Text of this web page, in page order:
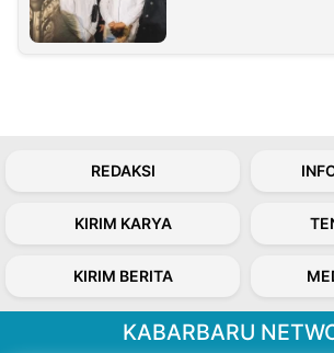
REDAKSI
KIRIM KARYA
KIRIM BERITA
KABARBARU